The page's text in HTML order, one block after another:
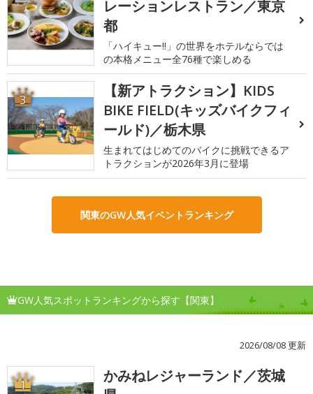
レーションレストラン／東京
都
「ハイキュー!!」の世界をホテルならでは
の本格メニュー全76種で楽しめる
3
【新アトラクション】KIDS
BIKE FIELD(キッズバイクフィ
ールド)／栃木県
生まれてはじめてのバイクに挑戦できるア
トラクションが2026年3月に登場
関東のGW人気イベントランキング
GW人気スポットランキングから探す【関東】
2026/08/08 更新
1
かみねレジャーランド／茨城